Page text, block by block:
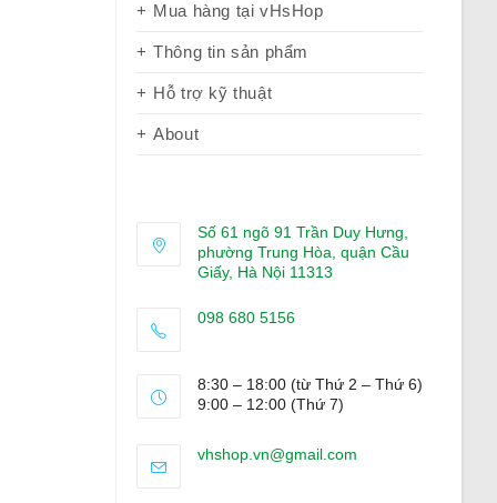
Mua hàng tại vHsHop
Thông tin sản phẩm
Hỗ trợ kỹ thuật
About
Số 61 ngõ 91 Trần Duy Hưng,
phường Trung Hòa, quận Cầu
Giấy, Hà Nội 11313
098 680 5156
your
8:30 – 18:00 (từ Thứ 2 – Thứ 6)
9:00 – 12:00 (Thứ 7)
vhshop.vn@gmail.comOpens